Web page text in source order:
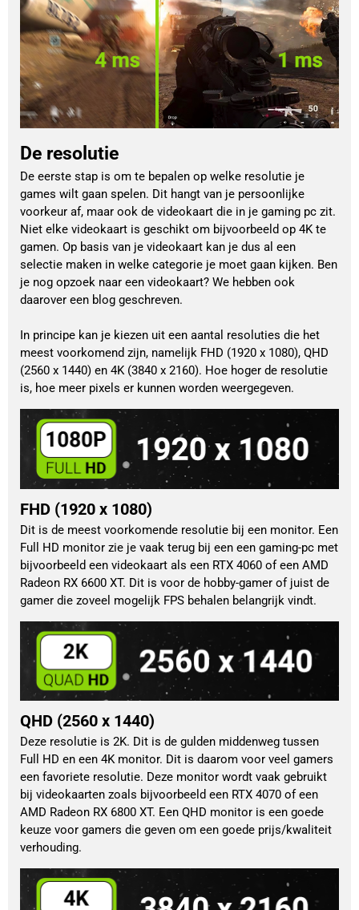
De resolutie
De eerste stap is om te bepalen op welke resolutie je
games wilt gaan spelen. Dit hangt van je persoonlijke
voorkeur af, maar ook de videokaart die in je gaming pc zit.
Niet elke videokaart is geschikt om bijvoorbeeld op 4K te
gamen. Op basis van je videokaart kan je dus al een
selectie maken in welke categorie je moet gaan kijken. Ben
je nog opzoek naar een videokaart? We hebben ook
daarover een blog geschreven.
In principe kan je kiezen uit een aantal resoluties die het
meest voorkomend zijn, namelijk FHD (1920 x 1080), QHD
(2560 x 1440) en 4K (3840 x 2160). Hoe hoger de resolutie
is, hoe meer pixels er kunnen worden weergegeven.
FHD (1920 x 1080)
Dit is de meest voorkomende resolutie bij een monitor. Een
Full HD monitor zie je vaak terug bij een een gaming-pc met
bijvoorbeeld een videokaart als een RTX 4060 of een AMD
Radeon RX 6600 XT. Dit is voor de hobby-gamer of juist de
gamer die zoveel mogelijk FPS behalen belangrijk vindt.
QHD (2560 x 1440)
Deze resolutie is 2K. Dit is de gulden middenweg tussen
Full HD en een 4K monitor. Dit is daarom voor veel gamers
een favoriete resolutie. Deze monitor wordt vaak gebruikt
bij videokaarten zoals bijvoorbeeld een RTX 4070 of een
AMD Radeon RX 6800 XT. Een QHD monitor is een goede
keuze voor gamers die geven om een goede prijs/kwaliteit
verhouding.